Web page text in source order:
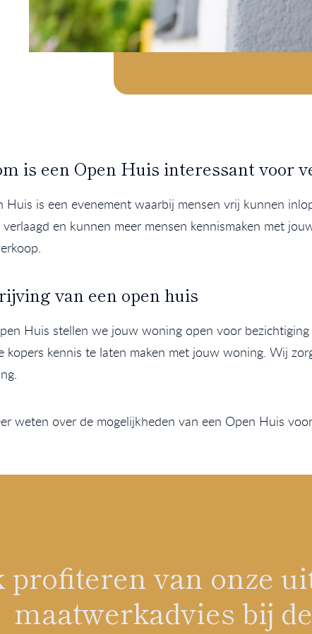
is een Open Huis interessant voor
Huis is een evenement waarbij mensen vrij kunnen
en kunnen meer mensen kennismaken met
van een open huis
Huis stellen we jouw woning open voor
kopers kennis te laten maken met jouw woning. Wij
weten over de mogelijkheden van een Open Huis
van onze
maatwerkadvies bij